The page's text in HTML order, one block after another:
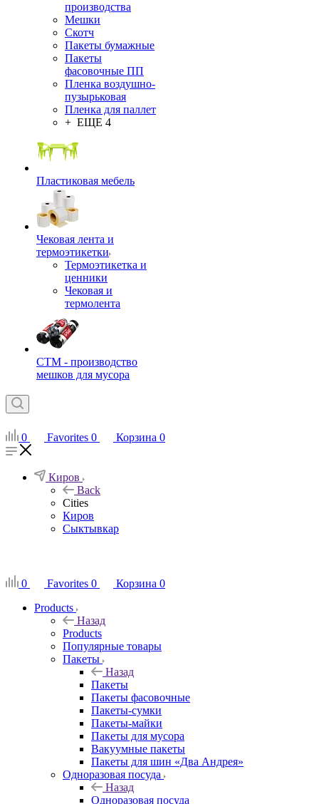
производства
Мешки
Скотч
Пакеты бумажные
Пакеты
фасовочные ПП
Пленка воздушно-
пузырьковая
Пленка для паллет
+ ЕЩЕ 4
Пластиковая мебель
Чековая лента и
термоэтикетки
Термоэтикетка и
ценники
Чековая и
термолента
СТМ - производство
мешков для мусора
0 Favorites 0 Корзина 0
Киров
Back
Cities
Киров
Сыктывкар
0
Favorites 0 Корзина 0
Products
Назад
Products
Популярные товары
Пакеты
Назад
Пакеты
Пакеты фасовочные
Пакеты-сумки
Пакеты-майки
Пакеты для мусора
Вакуумные пакеты
Пакеты для шин «Два Андрея»
Одноразовая посуда
Назад
Одноразовая посуда